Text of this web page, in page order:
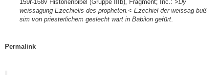
159r-168v Historienbibel (Gruppe IIIb), Fragment; Inc.: >Dy
weissagung Ezechielis des propheten.< Ezechiel der weissag buß
sim von priesterlichem geslecht wart in Babilon gefürt
Permalink